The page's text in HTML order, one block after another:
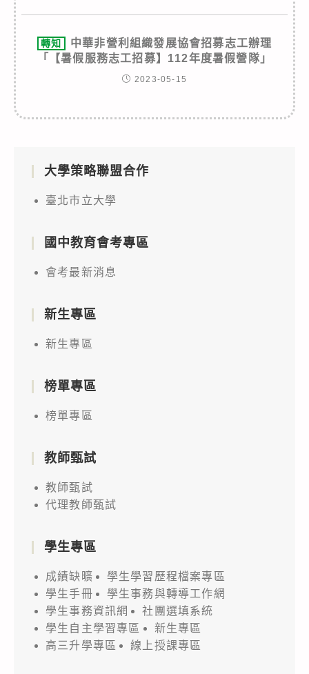
轉知
中華非營利組織發展協會招募志工辦理
「【暑假服務志工招募】112年度暑假營隊」
2023-05-15
大學策略聯盟合作
臺北市立大學
國中教育會考專區
會考最新消息
新生專區
新生專區
榜單專區
榜單專區
教師甄試
教師甄試
代理教師甄試
學生專區
成績缺曠
學生學習歷程檔案專區
學生手冊
學生事務與轉導工作網
學生事務資訊網
社團選填系統
學生自主學習專區
新生專區
高三升學專區
線上授課專區